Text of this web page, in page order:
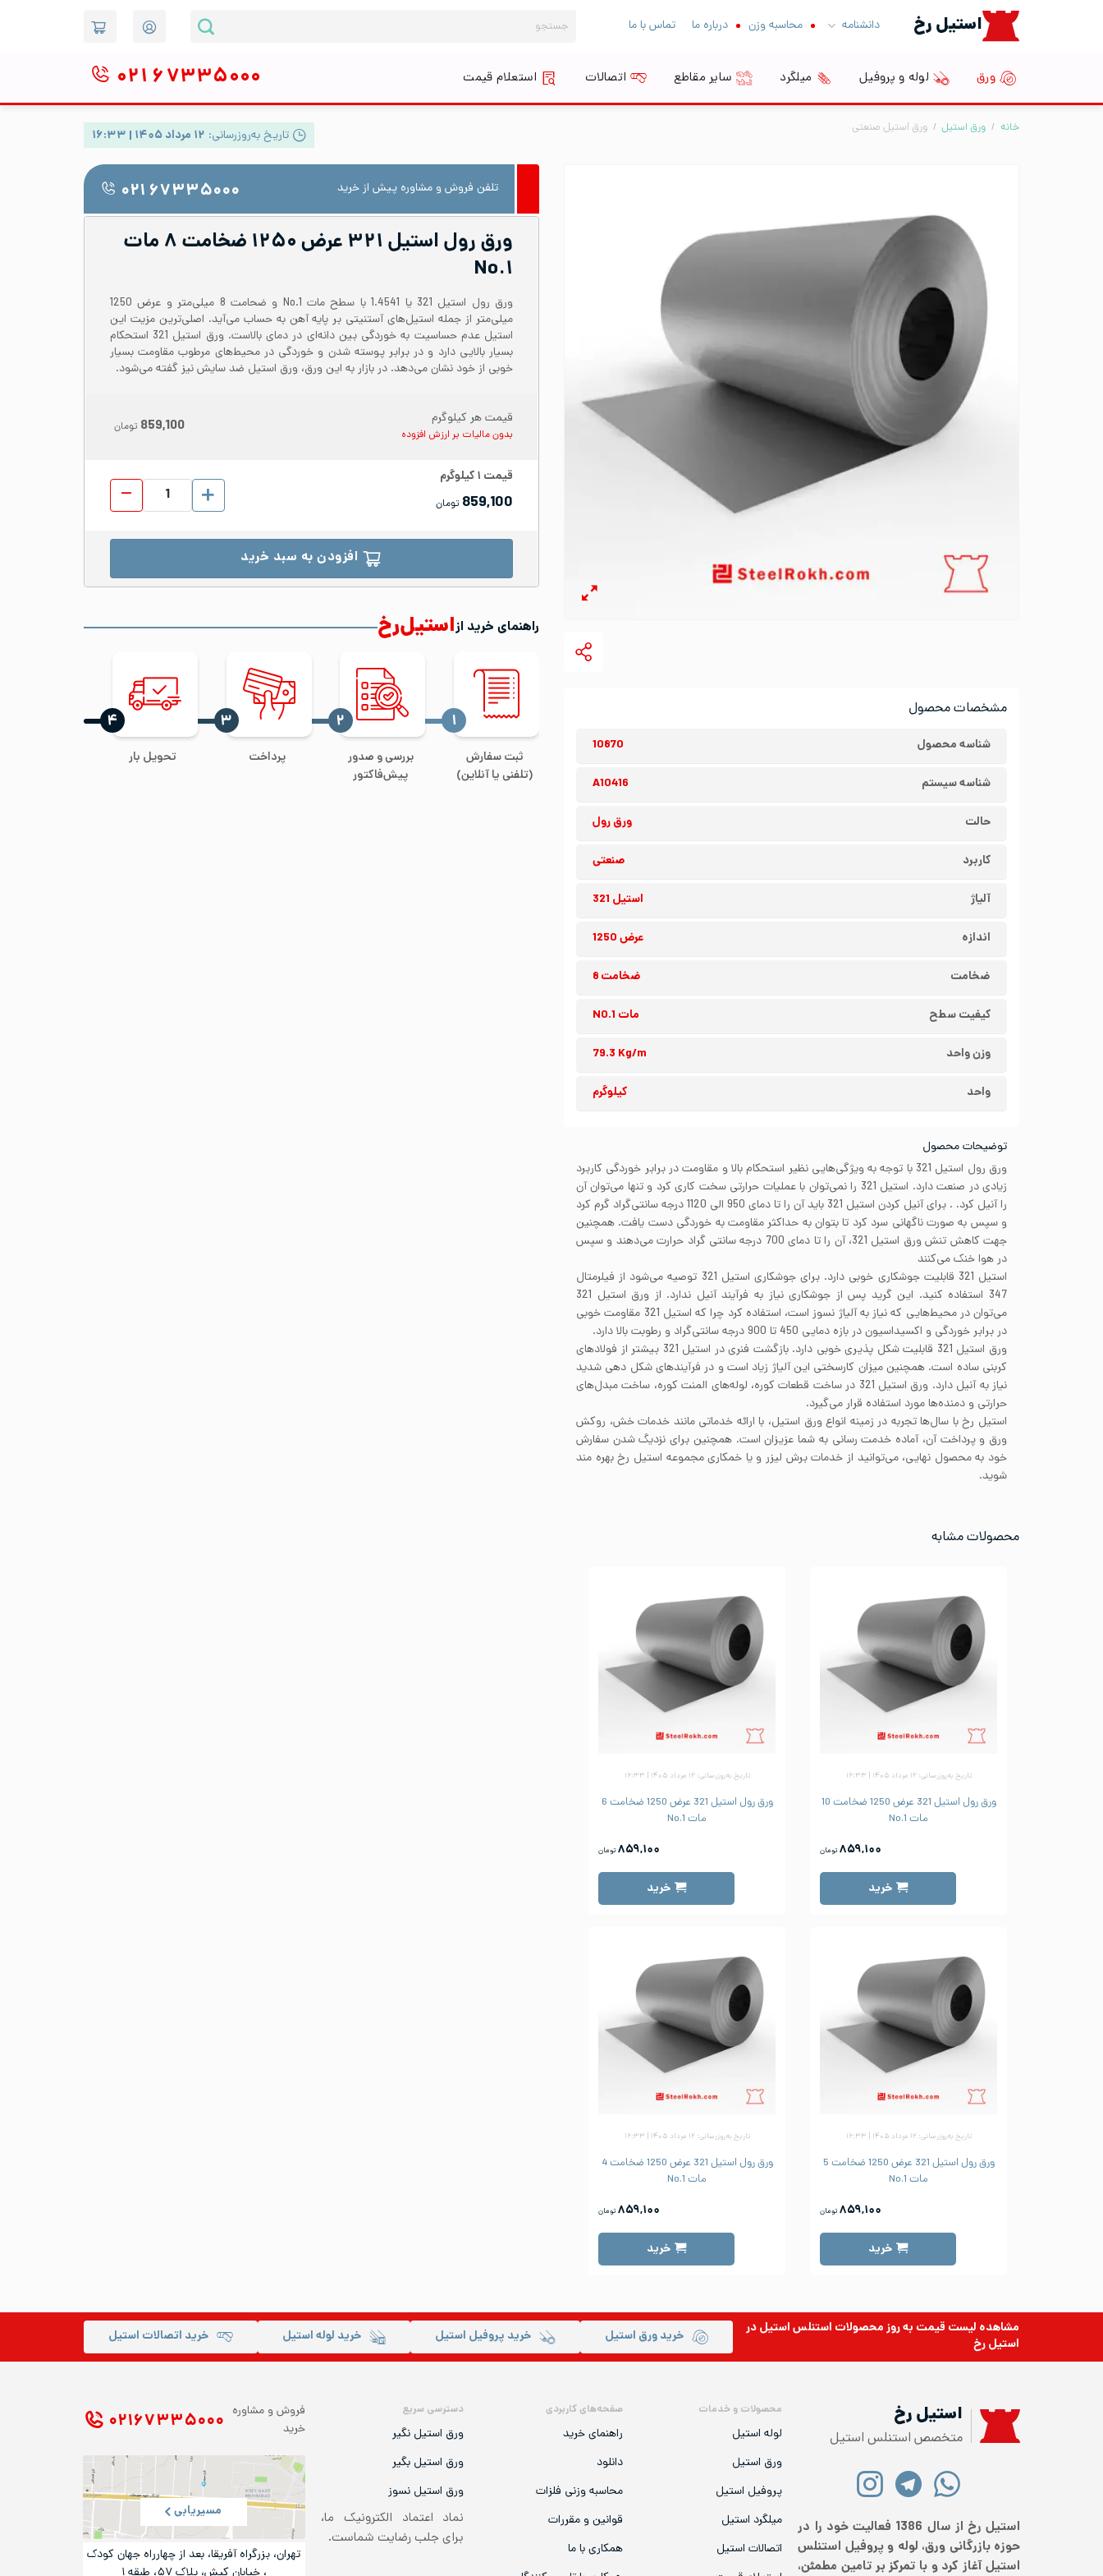
استیل رخ دانشنامه محاسبه وزن درباره ما تماس با ما
برای:
ورق لوله و پروفیل میلگرد سایر مقاطع اتصالات استعلام قیمت ۰۲۱ ۶۷۳۳۵۰۰۰
خانه / ورق استیل / ورق استیل صنعتی تاریخ به‌روزرسانی: ۱۲ مرداد ۱۴۰۵ | ۱۶:۳۳
مشخصات محصول
شناسه محصول 10870
شناسه سیستم A10416
حالت ورق رول
کاربرد صنعتی
آلیاژ استیل 321
اندازه عرض 1250
ضخامت ضخامت 8
کیفیت سطح مات NO.1
وزن واحد 79.3 Kg/m
واحد کیلوگرم
توضیحات محصول
ورق رول استیل 321 با توجه به ویژگی‌هایی نظیر استحکام بالا و مقاومت در برابر خوردگی کاربرد
زیادی در صنعت دارد. استیل 321 را نمی‌توان با عملیات حرارتی سخت کاری کرد و تنها می‌توان آن
را آنیل کرد. . برای آنیل کردن استیل 321 باید آن را تا دمای 950 الی 1120 درجه سانتی‌گراد گرم کرد
و سپس به صورت ناگهانی سرد کرد تا بتوان به حداکثر مقاومت به خوردگی دست یافت. همچنین
جهت کاهش تنش ورق استیل 321، آن را تا دمای 700 درجه سانتی گراد حرارت می‌دهند و سپس
در هوا خنک می‌کنند
استیل 321 قابلیت جوشکاری خوبی دارد. برای جوشکاری استیل 321 توصیه می‌شود از فیلرمتال
347 استفاده کنید. این گرید پس از جوشکاری نیاز به فرآیند آنیل ندارد. از ورق استیل 321
می‌توان در محیط‌هایی که نیاز به آلیاژ نسوز است، استفاده کرد چرا که استیل 321 مقاومت خوبی
در برابر خوردگی و اکسیداسیون در بازه دمایی 450 تا 900 درجه سانتی‌گراد و رطوبت بالا دارد.
ورق استیل 321 قابلیت شکل پذیری خوبی دارد. بازگشت فنری در استیل 321 بیشتر از فولادهای
کربنی ساده است. همچنین میزان کارسختی این آلیاژ زیاد است و در فرآیندهای شکل دهی شدید
نیاز به آنیل دارد. ورق استیل 321 در ساخت قطعات کوره، لوله‌های المنت کوره، ساخت مبدل‌های
حرارتی و دمنده‌ها مورد استفاده قرار می‌گیرد.
استیل رخ با سال‌ها تجربه در زمینه انواع ورق استیل، با ارائه خدماتی مانند خدمات خش، روکش
ورق و پرداخت آن، آماده خدمت رسانی به شما عزیزان است. همچنین برای نزدیگ شدن سفارش
خود به محصول نهایی، می‌توانید از خدمات برش لیزر و یا خمکاری مجموعه استیل رخ بهره مند
شوید.
محصولات مشابه
تاریخ به‌روزرسانی: ۱۲ مرداد ۱۴۰۵ | ۱۶:۳۳
ورق رول استیل 321 عرض 1250 ضخامت 10
مات No.1
۸۵۹,۱۰۰ تومان
خرید
تاریخ به‌روزرسانی: ۱۲ مرداد ۱۴۰۵ | ۱۶:۳۳
ورق رول استیل 321 عرض 1250 ضخامت 6
مات No.1
۸۵۹,۱۰۰ تومان
خرید
تاریخ به‌روزرسانی: ۱۲ مرداد ۱۴۰۵ | ۱۶:۳۳
ورق رول استیل 321 عرض 1250 ضخامت 5
مات No.1
۸۵۹,۱۰۰ تومان
خرید
تاریخ به‌روزرسانی: ۱۲ مرداد ۱۴۰۵ | ۱۶:۳۳
ورق رول استیل 321 عرض 1250 ضخامت 4
مات No.1
۸۵۹,۱۰۰ تومان
خرید
تلفن فروش و مشاوره پیش از خرید ۰۲۱ ۶۷۳۳۵۰۰۰
ورق رول استیل ۳۲۱ عرض ۱۲۵۰ ضخامت ۸ مات
No.۱
ورق رول استیل 321 یا 1.4541 با سطح مات No.1 و ضحامت 8 میلی‌متر و عرض 1250
میلی‌متر از جمله استیل‌های آستنیتی بر پایه آهن به حساب می‌آید. اصلی‌ترین مزیت این
استیل عدم حساسیت به خوردگی بین دانه‌ای در دمای بالاست. ورق استیل 321 استحکام
بسیار بالایی دارد و در برابر پوسته شدن و خوردگی در محیط‌های مرطوب مقاومت بسیار
خوبی از خود نشان می‌دهد. در بازار به این ورق، ورق استیل ضد سایش نیز گفته می‌شود.
قیمت هر کیلوگرم
بدون مالیات بر ارزش افزوده 859,100 تومان
قیمت ۱کیلوگرم
859,100 تومان
ورق رول استیل 321 عرض 1250 ضخامت 8 مات No.1 عدد
افزودن به سبد خرید
راهنمای خرید ازاستیل‌رخ
ثبت سفارش
(تلفنی یا آنلاین)
‍۱
بررسی و صدور
پیش‌فاکتور
‍۲
پرداخت
‍۳
تحویل بار
‍۴
مشاهده لیست قیمت به روزمحصولات استنلس استیلدر
استیل رخ
خرید ورق استیل خرید پروفیل استیل خرید لوله استیل خرید اتصالات استیل
استیل رخ
متخصص استنلس استیل
استیل رخ از سال 1386 فعالیت خود را در
حوزه بازرگانی ورق، لوله و پروفیل استنلس
استیل آغاز کرد و با تمرکز بر تامین مطمئن،
محصولات و خدمات
لوله استیل
ورق استیل
پروفیل استیل
میلگرد استیل
اتصالات استیل
صفحه‌های کاربردی
راهنمای خرید
دانلود
محاسبه وزنی فلزات
قوانین و مقررات
همکاری با ما
دسترسی سریع
ورق استیل نگیر
ورق استیل بگیر
ورق استیل نسوز
نماد اعتماد الکترونیک ما،
برای جلب رضایت شماست.
فروش و مشاوره
خرید
۰۲۱ ۶۷۳۳۵۰۰۰
مسیریابی
تهران، بزرگراه آفریقا، بعد از چهارراه جهان کودک